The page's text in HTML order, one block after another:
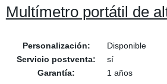
Multímetro portátil de
Personalización:
Disponible
Servicio postventa:
sí
Garantía:
1 años